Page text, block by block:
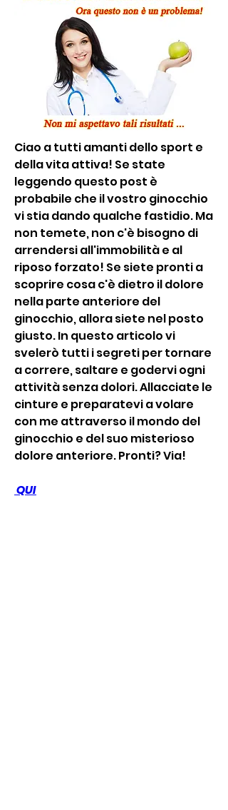
Ciao a tutti amanti dello sport e
della vita attiva! Se state
leggendo questo post è
probabile che il vostro ginocchio
vi stia dando qualche fastidio. Ma
non temete, non c'è bisogno di
arrendersi all'immobilità e al
riposo forzato! Se siete pronti a
scoprire cosa c'è dietro il dolore
nella parte anteriore del
ginocchio, allora siete nel posto
giusto. In questo articolo vi
svelerò tutti i segreti per tornare
a correre, saltare e godervi ogni
attività senza dolori. Allacciate le
cinture e preparatevi a volare
con me attraverso il mondo del
ginocchio e del suo misterioso
dolore anteriore. Pronti? Via!
QUI